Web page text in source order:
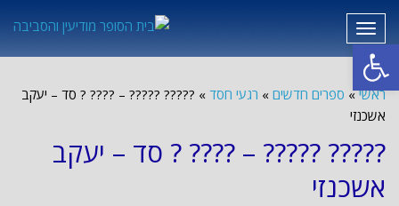
פתח סרגל נגישות
תפריט
ראשי » ספרים חדשים » רגעי חסד » ????? ????? – ???? ? סד – יעקב
אשכנזי
????? ????? – ???? ? סד – יעקב
אשכנזי